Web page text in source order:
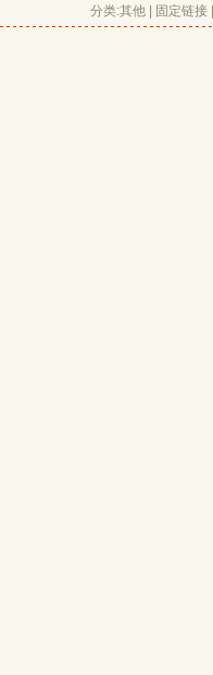
分类:其他 固定链接